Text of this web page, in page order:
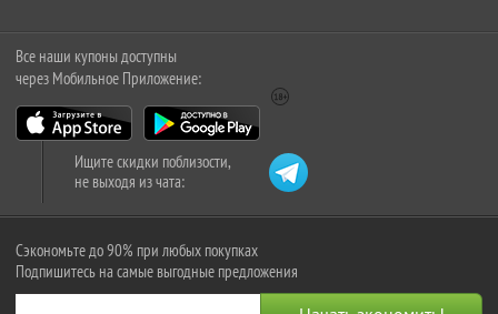
Все наши купоны доступны
через Мобильное Приложение:
Ищите скидки поблизости,
не выходя из чата:
Сэкономьте до 90% при любых покупках
Подпишитесь на самые выгодные предложения